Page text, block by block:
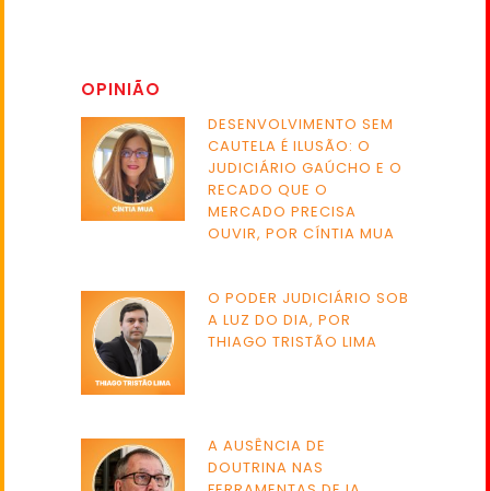
OPINIÃO
DESENVOLVIMENTO SEM
CAUTELA É ILUSÃO: O
JUDICIÁRIO GAÚCHO E O
RECADO QUE O
MERCADO PRECISA
OUVIR, POR CÍNTIA MUA
O PODER JUDICIÁRIO SOB
A LUZ DO DIA, POR
THIAGO TRISTÃO LIMA
A AUSÊNCIA DE
DOUTRINA NAS